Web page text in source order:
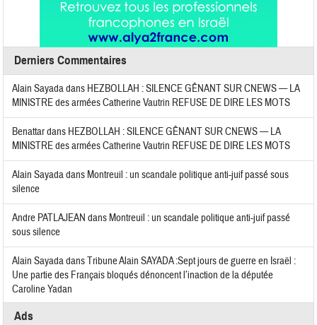
Derniers Commentaires
Alain Sayadadans HEZBOLLAH : SILENCE GÊNANT SUR CNEWS — LA
MINISTRE des armées Catherine Vautrin REFUSE DE DIRE LES MOTS
Benattardans HEZBOLLAH : SILENCE GÊNANT SUR CNEWS — LA
MINISTRE des armées Catherine Vautrin REFUSE DE DIRE LES MOTS
Alain Sayadadans Montreuil : un scandale politique anti-juif passé sous
silence
Andre PATLAJEAN dans Montreuil : un scandale politique anti-juif passé
sous silence
Alain SayadadansTribune Alain SAYADA :Sept jours de guerre en Israël :
Une partie des Français bloqués dénoncent l’inaction de la députée
Caroline Yadan
Ads